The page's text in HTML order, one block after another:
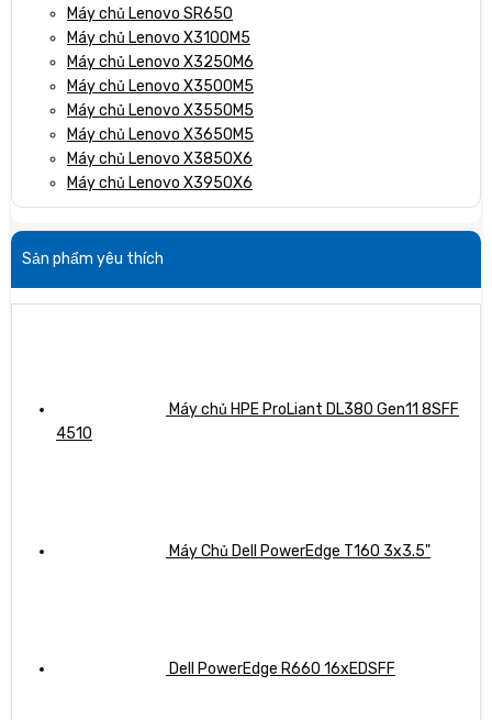
Máy chủ Lenovo SR650
Máy chủ Lenovo X3100M5
Máy chủ Lenovo X3250M6
Máy chủ Lenovo X3500M5
Máy chủ Lenovo X3550M5
Máy chủ Lenovo X3650M5
Máy chủ Lenovo X3850X6
Máy chủ Lenovo X3950X6
Sản phẩm yêu thích
Máy chủ HPE ProLiant DL380 Gen11 8SFF
4510
Máy Chủ Dell PowerEdge T160 3x3.5"
Dell PowerEdge R660 16xEDSFF